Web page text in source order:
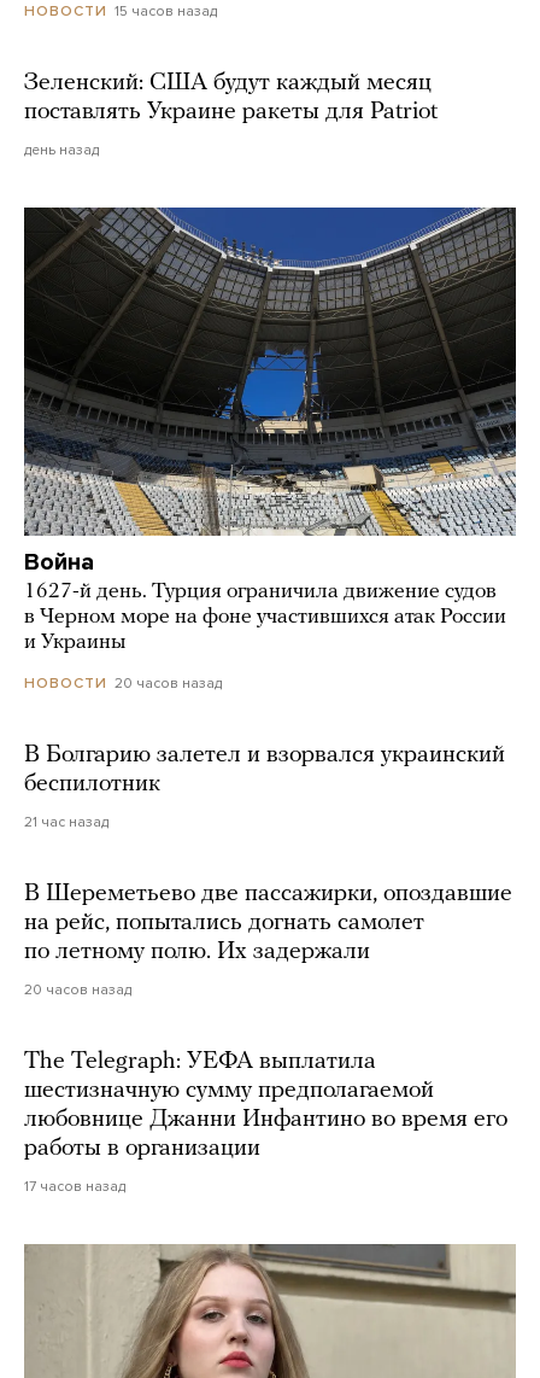
НОВОСТИ 15 часов назад
Зеленский: США будут каждый месяц
поставлять Украине ракеты для Patriot
день назад
Война
1627-й день. Турция ограничила движение судов
в Черном море на фоне участившихся атак России
и Украины
НОВОСТИ 20 часов назад
В Болгарию залетел и взорвался украинский
беспилотник
21 час назад
В Шереметьево две пассажирки, опоздавшие
на рейс, попытались догнать самолет
по летному полю. Их задержали
20 часов назад
The Telegraph: УЕФА выплатила
шестизначную сумму предполагаемой
любовнице Джанни Инфантино во время его
работы в организации
17 часов назад